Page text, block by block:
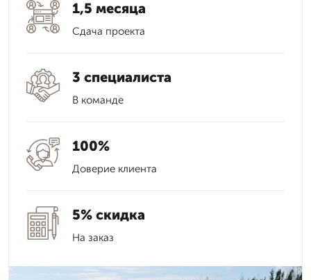
1,5 месяца
Сдача проекта
3 специалиста
В команде
100%
Доверие клиента
5% скидка
На заказ